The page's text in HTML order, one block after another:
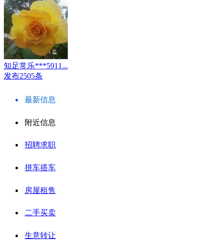
知足常乐***5911...
发布2505条
最新信息
附近信息
招聘求职
拼车搭车
房屋租售
二手买卖
生意转让